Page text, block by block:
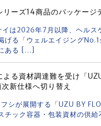
ーズ14商品のパッケージ
イは2026年7月以降、ヘルス
げる「ウェルエイジング
ある […]
る資材調達難を受け「
新仕様へ切り替え
シが展開する「UZU BY
チック容器・包装資材の供